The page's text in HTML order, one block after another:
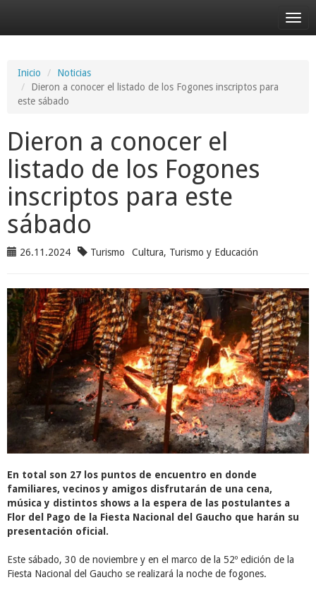
Inicio
Noticias
Dieron a conocer el listado de los Fogones inscriptos para
este sábado
Dieron a conocer el
listado de los Fogones
inscriptos para este
sábado
26.11.2024 Turismo Cultura, Turismo y Educación
En total son 27 los puntos de encuentro en donde
familiares, vecinos y amigos disfrutarán de una cena,
música y distintos shows a la espera de las postulantes a
Flor del Pago de la Fiesta Nacional del Gaucho que harán su
presentación oficial.
Este sábado, 30 de noviembre y en el marco de la 52º edición de la
Fiesta Nacional del Gaucho se realizará la noche de fogones.